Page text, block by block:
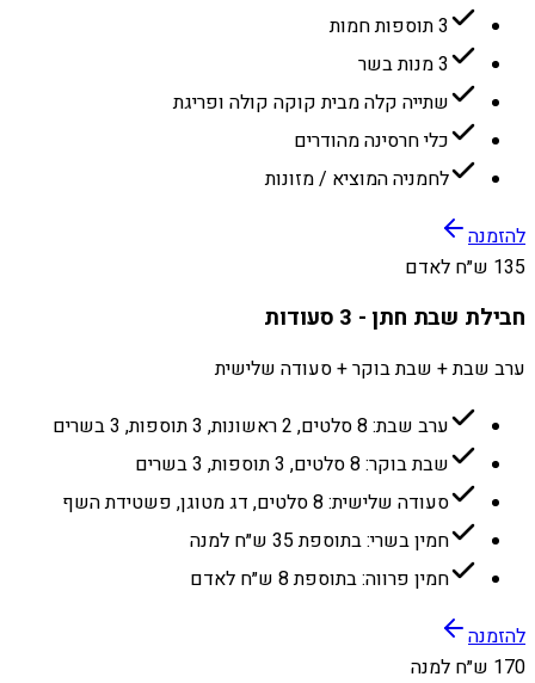
3 תוספות חמות
3 מנות בשר
שתייה קלה מבית קוקה קולה ופריגת
כלי חרסינה מהודרים
לחמניה המוציא / מזונות
להזמנה
135 ש״ח לאדם
חבילת שבת חתן - 3 סעודות
ערב שבת + שבת בוקר + סעודה שלישית
ערב שבת: 8 סלטים, 2 ראשונות, 3 תוספות, 3 בשרים
שבת בוקר: 8 סלטים, 3 תוספות, 3 בשרים
סעודה שלישית: 8 סלטים, דג מטוגן, פשטידת השף
חמין בשרי: בתוספת 35 ש״ח למנה
חמין פרווה: בתוספת 8 ש״ח לאדם
להזמנה
170 ש״ח למנה